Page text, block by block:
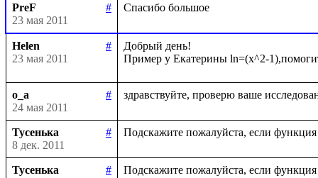
PreF
#
23 мая 2011
Helen
#
23 мая 2011
Добрый день!
o_a
#
24 мая 2011
Тусенька
#
8 дек. 2011
Тусенька
#